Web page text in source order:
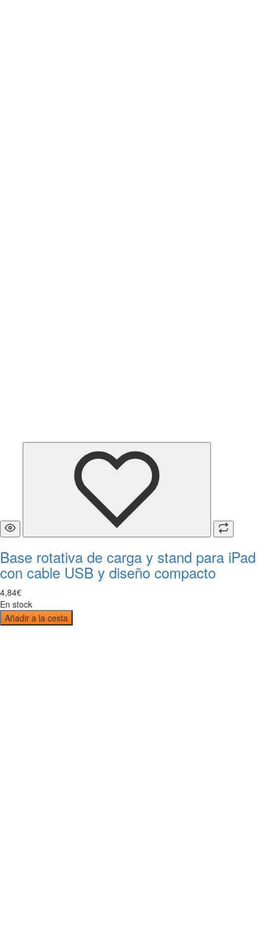
Base rotativa de carga y stand para iPad
con cable USB y diseño compacto
4,84€
En stock
Añadir a la cesta